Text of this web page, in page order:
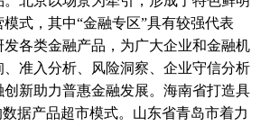
式，其中“金融专区”具有较强代表
各类金融产品，为广大企业和金融机
准入分析、风险洞察、企业守信分析
新助力普惠金融发展。海南省打造具
据产品超市模式。山东省青岛市着力